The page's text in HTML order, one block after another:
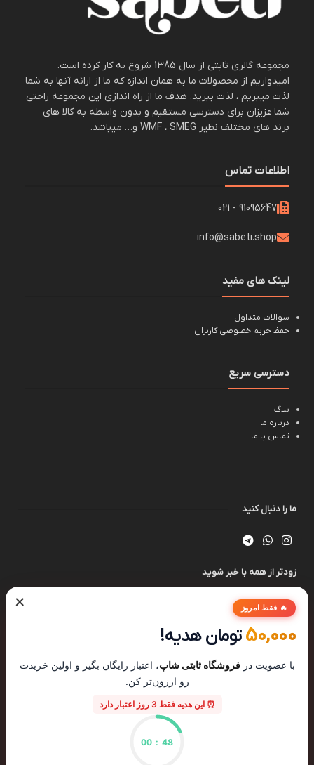
مجموعه گالری ثابتی از سال 1385 شروع به کار کرده است.
امیدواریم از محصولات ما به همان اندازه که ما از ارائه آنها به شما
لذت میبریم ، لذت ببرید. هدف ما از راه اندازی این مجموعه راحتی
شما عزیزان برای دسترسی مستقیم و بدون واسطه به کالا های
برند های مختلف نظیر WMF ، SMEG و… میباشد.
اطلاعات تماس
91095647 - 021
info@sabeti.shop
لینک های مفید
سوالات متداول
حفظ حریم خصوصی کاربران
دسترسی سریع
بلاگ
درباره ما
تماس با ما
ما را دنبال کنید
زودتر از همه با خبر شوید
× 🔥 فقط امروز
50,000تومان هدیه!
با عضویت درفروشگاه ثابتی شاپ، اعتبار رایگان بگیر و اولین خریدت
رو ارزون‌تر کن.
⏰ این هدیه فقط 3 روز اعتبار دارد
48
:
00